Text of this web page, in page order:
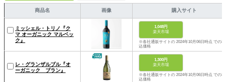
商品名 画像 購入サイト
ミッシェル・トリノ『ク
マ オーガニック マルベッ
ク』
1,048円
楽天市場
※各社通販サイトの 2024年10月06日時点 での税
込価格
レ・グランザルブル『オ
ーガニック ブラン』
1,300円
楽天市場
※各社通販サイトの 2024年10月06日時点 での税
込価格